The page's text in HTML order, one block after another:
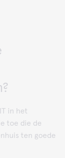
in het
toe die de
ten goede